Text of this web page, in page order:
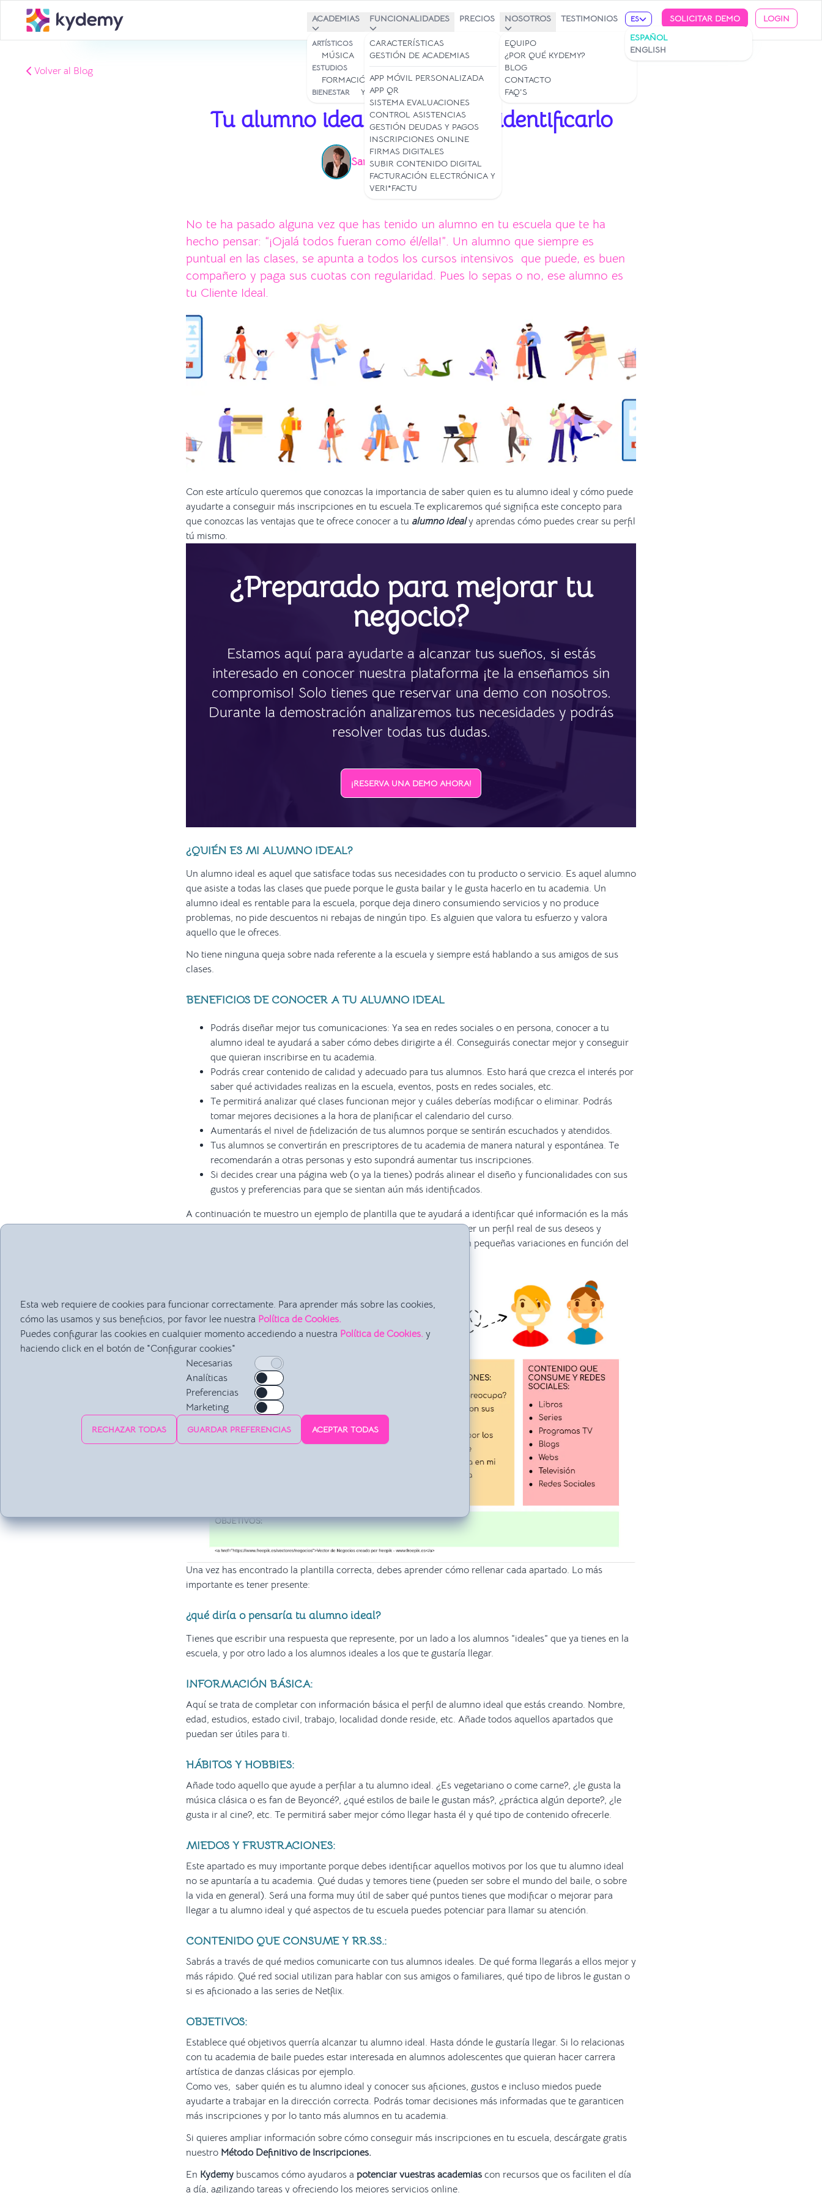
ACADEMIAS
ARTÍSTICOS
BAILE Y DANZA
MÚSICA
ARTE
ESTUDIOS
FORMACIÓN/IDIOMAS
BIENESTAR YOGA Y PILATES
FUNCIONALIDADES
CARACTERÍSTICAS
GESTIÓN DE ACADEMIAS
APP MÓVIL PERSONALIZADA
APP QR
SISTEMA EVALUACIONES
CONTROL ASISTENCIAS
GESTIÓN DEUDAS Y PAGOS
INSCRIPCIONES ONLINE
FIRMAS DIGITALES
SUBIR CONTENIDO DIGITAL
FACTURACIÓN ELECTRÓNICA Y
VERI*FACTU
PRECIOS NOSOTROS
EQUIPO
¿POR QUÉ KYDEMY?
BLOG
CONTACTO
FAQ'S
TESTIMONIOS ES
ESPAÑOL
ENGLISH
SOLICITAR DEMO LOGIN
Volver al Blog
13 dic 2021
Tu alumno ideal: claves para identificarlo
Samantha Rey| Lectura: 3 min
No te ha pasado alguna vez que has tenido un alumno en tu escuela que te ha
hecho pensar: “¡Ojalá todos fueran como él/ella!”. Un alumno que siempre es
puntual en las clases, se apunta a todos los cursos intensivos que puede, es buen
compañero y paga sus cuotas con regularidad. Pues lo sepas o no, ese alumno es
tu Cliente Ideal.
Con este artículo queremos que conozcas la importancia de saber quien es tu alumno ideal y cómo puede
ayudarte a conseguir más inscripciones en tu escuela.Te explicaremos qué significa este concepto para
que conozcas las ventajas que te ofrece conocer a tu alumno idealy aprendas cómo puedes crear su perfil
tú mismo.
¿Preparado para mejorar tu
negocio?
Estamos aquí para ayudarte a alcanzar tus sueños, si estás
interesado en conocer nuestra plataforma ¡te la enseñamos sin
compromiso! Solo tienes que reservar una demo con nosotros.
Durante la demostración analizaremos tus necesidades y podrás
resolver todas tus dudas.
¡RESERVA UNA DEMO AHORA!
¿QUIÉN ES MI ALUMNO IDEAL?
Un alumno ideal es aquel que satisface todas sus necesidades con tu producto o servicio. Es aquel alumno
que asiste a todas las clases que puede porque le gusta bailar y le gusta hacerlo en tu academia. Un
alumno ideal es rentable para la escuela, porque deja dinero consumiendo servicios y no produce
problemas, no pide descuentos ni rebajas de ningún tipo. Es alguien que valora tu esfuerzo y valora
aquello que le ofreces.
No tiene ninguna queja sobre nada referente a la escuela y siempre está hablando a sus amigos de sus
clases.
BENEFICIOS DE CONOCER A TU ALUMNO IDEAL
Podrás diseñar mejor tus comunicaciones: Ya sea en redes sociales o en persona, conocer a tu
alumno ideal te ayudará a saber cómo debes dirigirte a él. Conseguirás conectar mejor y conseguir
que quieran inscribirse en tu academia.
Podrás crear contenido de calidad y adecuado para tus alumnos. Esto hará que crezca el interés por
saber qué actividades realizas en la escuela, eventos, posts en redes sociales, etc.
Te permitirá analizar qué clases funcionan mejor y cuáles deberías modificar o eliminar. Podrás
tomar mejores decisiones a la hora de planificar el calendario del curso.
Aumentarás el nivel de fidelización de tus alumnos porque se sentirán escuchados y atendidos.
Tus alumnos se convertirán en prescriptores de tu academia de manera natural y espontánea. Te
recomendarán a otras personas y esto supondrá aumentar tus inscripciones.
Si decides crear una página web (o ya la tienes) podrás alinear el diseño y funcionalidades con sus
gustos y preferencias para que se sientan aún más identificados.
A continuación te muestro un ejemplo de plantilla que te ayudará a identificar qué información es la más
para tener un perfil real de sus deseos y
necesidades. En Internet puedes encontrar cientos de ejemplos con pequeñas variaciones en función del
Una vez has encontrado la plantilla correcta, debes aprender cómo rellenar cada apartado. Lo más
importante es tener presente:
¿qué diría o pensaría tu alumno ideal?
Tienes que escribir una respuesta que represente, por un lado a los alumnos “ideales” que ya tienes en la
escuela, y por otro lado a los alumnos ideales a los que te gustaría llegar.
INFORMACIÓN BÁSICA:
Aquí se trata de completar con información básica el perfil de alumno ideal que estás creando. Nombre,
edad, estudios, estado civil, trabajo, localidad donde reside, etc. Añade todos aquellos apartados que
puedan ser útiles para ti.
HÁBITOS Y HOBBIES:
Añade todo aquello que ayude a perfilar a tu alumno ideal. ¿Es vegetariano o come carne?, ¿le gusta la
música clásica o es fan de Beyoncé?, ¿qué estilos de baile le gustan más?, ¿práctica algún deporte?, ¿le
gusta ir al cine?, etc. Te permitirá saber mejor cómo llegar hasta él y qué tipo de contenido ofrecerle.
MIEDOS Y FRUSTRACIONES:
Este apartado es muy importante porque debes identificar aquellos motivos por los que tu alumno ideal
no se apuntaría a tu academia. Qué dudas y temores tiene (pueden ser sobre el mundo del baile, o sobre
la vida en general). Será una forma muy útil de saber qué puntos tienes que modificar o mejorar para
llegar a tu alumno ideal y qué aspectos de tu escuela puedes potenciar para llamar su atención.
CONTENIDO QUE CONSUME Y RR.SS.:
Sabrás a través de qué medios comunicarte con tus alumnos ideales. De qué forma llegarás a ellos mejor y
más rápido. Qué red social utilizan para hablar con sus amigos o familiares, qué tipo de libros le gustan o
si es aficionado a las series de Netflix.
OBJETIVOS:
Establece qué objetivos querría alcanzar tu alumno ideal. Hasta dónde le gustaría llegar. Si lo relacionas
con tu academia de baile puedes estar interesada en alumnos adolescentes que quieran hacer carrera
artística de danzas clásicas por ejemplo.
Como ves, saber quién es tu alumno ideal y conocer sus aficiones, gustos e incluso miedos puede
ayudarte a trabajar en la dirección correcta. Podrás tomar decisiones más informadas que te garanticen
más inscripciones y por lo tanto más alumnos en tu academia.
Si quieres ampliar información sobre cómo conseguir más inscripciones en tu escuela, descárgate gratis
nuestro Método Definitivo de Inscripciones.
En Kydemy buscamos cómo ayudaros a potenciar vuestras academias con recursos que os faciliten el día
a día, agilizando tareas y ofreciendo los mejores servicios online.
Esta web requiere de cookies para funcionar correctamente. Para aprender más sobre las cookies,
cómo las usamos y sus beneficios, por favor lee nuestra Política de Cookies.
Puedes configurar las cookies en cualquier momento accediendo a nuestra Política de Cookies. y
haciendo click en el botón de "Configurar cookies"
Necesarias
Analíticas
Preferencias
Marketing
RECHAZAR TODAS GUARDAR PREFERENCIAS ACEPTAR TODAS